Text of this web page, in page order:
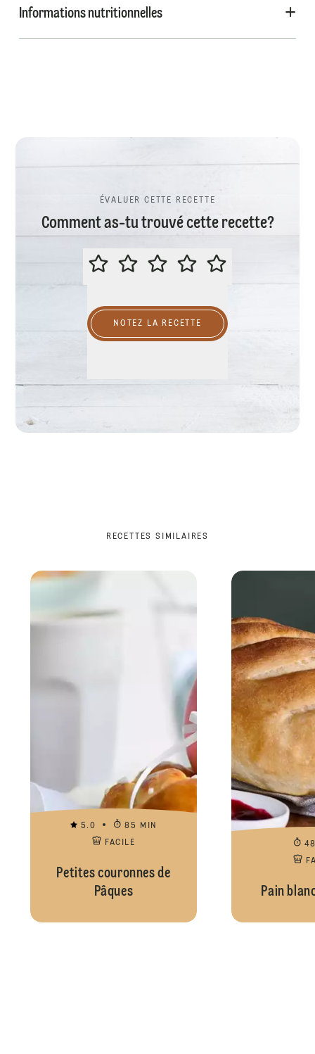
Informations nutritionnelles
ÉVALUER CETTE RECETTE
Comment as-tu trouvé cette recette?
ÉVALUER CETTE RECETTE
NOTEZ LA RECETTE
RECETTES SIMILAIRES
5.0
85 MIN
FACILE
Petites couronnes de
Pâques
Pain